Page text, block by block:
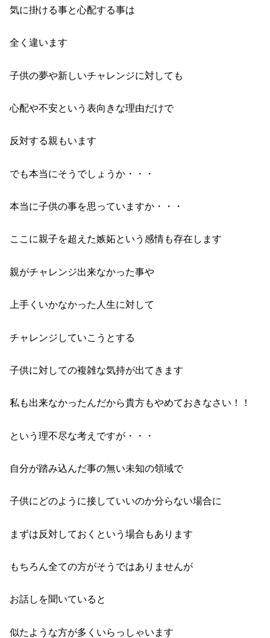
気に掛ける事と心配する事は
全く違います
子供の夢や新しいチャレンジに対しても
心配や不安という表向きな理由だけで
反対する親もいます
でも本当にそうでしょうか・・・
本当に子供の事を思っていますか・・・
ここに親子を超えた嫉妬という感情も存在します
親がチャレンジ出来なかった事や
上手くいかなかった人生に対して
チャレンジしていこうとする
子供に対しての複雑な気持が出てきます
私も出来なかったんだから貴方もやめておきなさい！！
という理不尽な考えですが・・・
自分が踏み込んだ事の無い未知の領域で
子供にどのように接していいのか分らない場合に
まずは反対しておくという場合もあります
もちろん全ての方がそうではありませんが
お話しを聞いていると
似たような方が多くいらっしゃいます